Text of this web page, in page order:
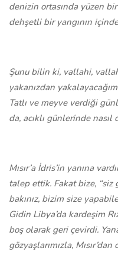
denizin ortasında yüzen
dehşetli bir yangının içinde
Şunu bilin ki, vallahi,
yakanızdan
Tatlı ve meyve verdiği
da, acıklı günlerinde
Mısır’a İdris’in yanına
talep ettik. Fakat bize, “siz
bakınız, bizim size
Gidin Libya’da kardeşim
boş olarak geri çevirdi.
gözyaşlarımızla,